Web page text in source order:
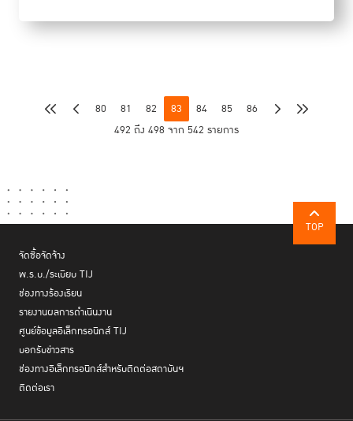
80 81 82 83 84 85
86
492 ถึง 498 จาก 542 รายการ
TOP
จัดซื้อจัดจ้าง
พ.ร.บ./ระเบียบ TIJ
ช่องทางร้องเรียน
รายงานผลการดำเนินงาน
ศูนย์ข้อมูลอิเล็กทรอนิกส์ TIJ
บอกรับข่าวสาร
ช่องทางอิเล็กทรอนิกส์สำหรับติดต่อสถาบันฯ
ติดต่อเรา